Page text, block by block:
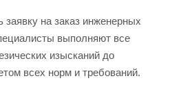
на заказ инженерных
выполняют все
изысканий до
всех норм и требований.